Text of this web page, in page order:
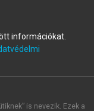
fiókot.
információkat.
is nevezik. Ezek a